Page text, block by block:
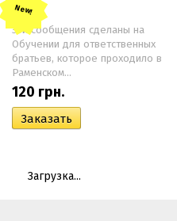
New!
Эти сообщения сделаны на
Обучении для ответственных
братьев, которое проходило в
Раменском...
120 грн.
Загрузка...